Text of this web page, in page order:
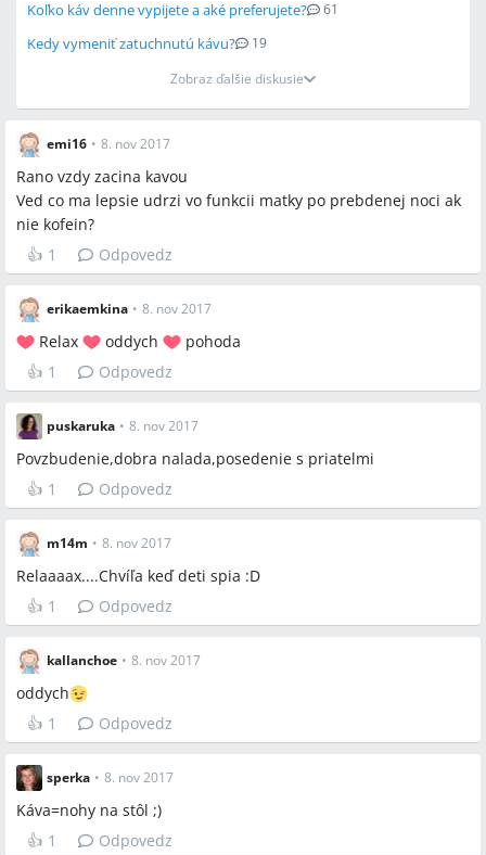
Koľko káv denne vypijete a aké preferujete? 61
Kedy vymeniť zatuchnutú kávu?
19
Zobraz ďalšie diskusie
emi16 • 8. nov 2017
Rano vzdy zacina kavou
Ved co ma lepsie udrzi vo funkcii matky po prebdenej noci ak
nie kofein?
👍 1 Odpovedz
erikaemkina • 8. nov 2017
Relax oddych
pohoda
👍 1 Odpovedz
puskaruka • 8. nov 2017
Povzbudenie,dobra nalada,posedenie s priatelmi
👍 1 Odpovedz
m14m • 8. nov 2017
Relaaaax....Chvíľa keď deti spia :D
👍 1 Odpovedz
kallanchoe • 8. nov 2017
oddych
👍 1 Odpovedz
sperka • 8. nov 2017
Káva=nohy na stôl ;)
👍 1 Odpovedz